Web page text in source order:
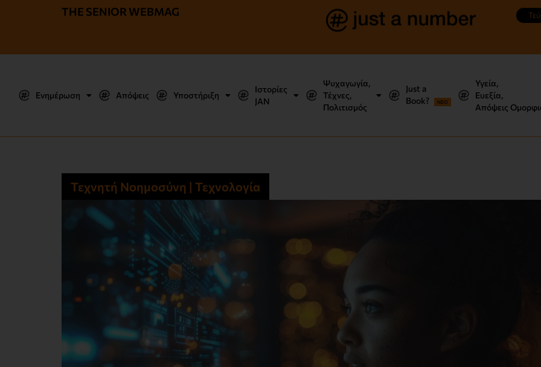
THE SENIOR WEBMAG
Ενημέρωση Απόψεις Υποστήριξη
Ιστορίες
JΑΝ
Ψυχαγωγία,
Τέχνες,
Πολιτισμός
Just a
Book?
NEO
Υγεία,
Ευεξία,
Απόψεις
Τεχνητή Νοημοσύνη | Τεχνολογία